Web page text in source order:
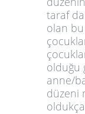
taraf da
olan bu
olduğu
anne/
düzeni